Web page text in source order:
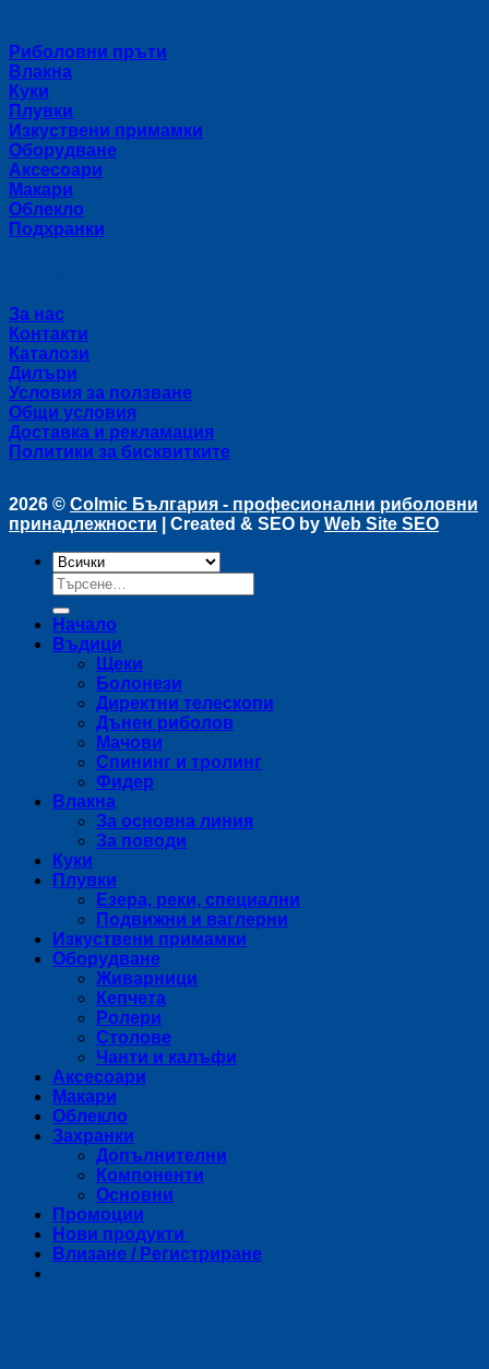
Риболовни пръти
Влакна
Куки
Плувки
Изкуствени примамки
Оборудване
Аксесоари
Макари
Облекло
Подхранки
За нас
Контакти
Каталози
Дилъри
Условия за ползване
Общи условия
Доставка и рекламация
Политики за бисквитките
2026 © Colmic България - професионални риболовни
принадлежности | Created & SEO by Web Site SEO
Търсене
за:
Начало
Въдици
Щеки
Болонези
Директни телескопи
Дънен риболов
Мачови
Спининг и тролинг
Фидер
Влакна
За основна линия
За поводи
Куки
Плувки
Езера, реки, специални
Подвижни и ваглерни
Изкуствени примамки
Оборудване
Живарници
Кепчета
Ролери
Столове
Чанти и калъфи
Аксесоари
Макари
Облекло
Захранки
Допълнителни
Компоненти
Основни
Промоции
Нови продукти
Влизане / Регистриране